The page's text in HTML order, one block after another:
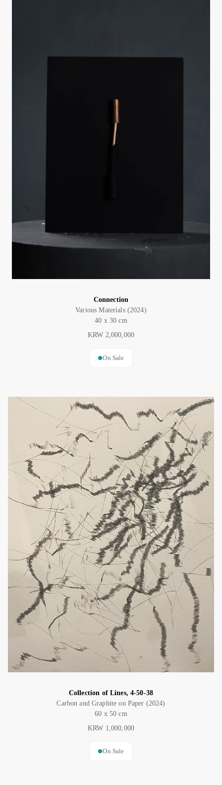
Connection
Various Materials (2024)
40 x 30 cm
KRW 2,000,000
On Sale
Collection of Lines, 4-50-38
Carbon and Graphite on Paper (2024)
60 x 50 cm
KRW 1,000,000
On Sale